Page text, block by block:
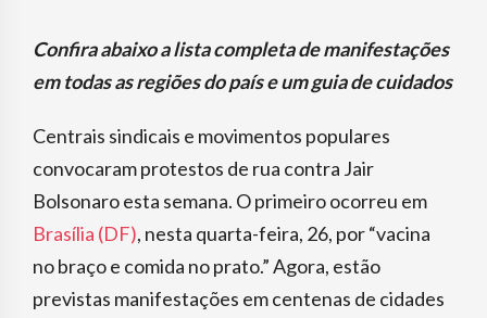
Confira abaixo a lista completa de manifestações
em todas as regiões do paíse um guia de cuidados
Centrais sindicais e movimentos populares
convocaram protestos de rua contra Jair
Bolsonaro esta semana. O primeiro ocorreu em
Brasília (DF), nesta quarta-feira, 26, por “vacina
no braço e comida no prato.” Agora, estão
previstas manifestações em centenas de cidades